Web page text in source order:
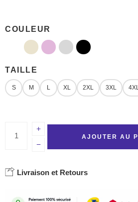
COULEUR
TAILLE
S M L XL 2XL 3XL
AJOUTER AU
Livraison et Retours